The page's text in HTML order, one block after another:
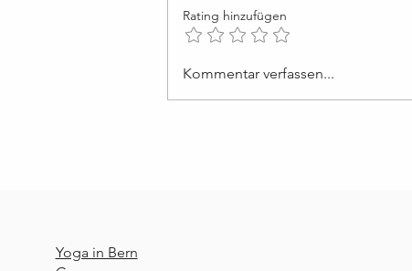
Lektion 50: Ich werde von der
Rating hinzufügen
Kommentar verfassen...
Yoga in Bern